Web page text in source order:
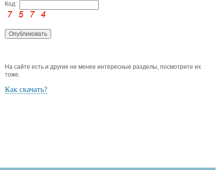
Код:
На сайте есть и другие не менее интересные разделы, посмотрите их
тоже.
Как скачать?